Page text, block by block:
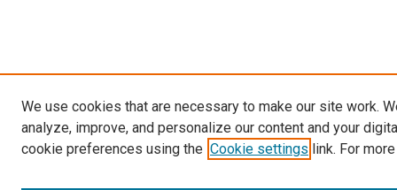
We use cookies that are necessary to make our site work.
analyze, improve, and personalize our content and your
cookie preferences using the Cookie settings link. For